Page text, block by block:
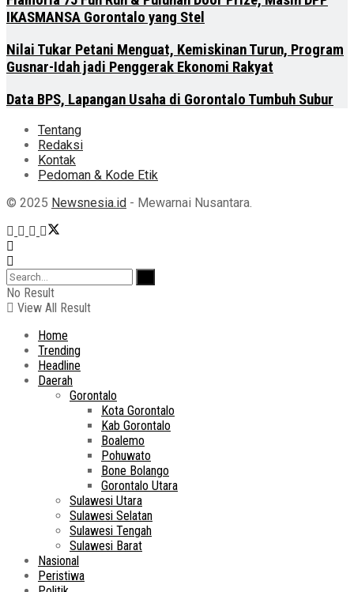
IKASMANSA Gorontalo yang Stel
Nilai Tukar Petani Menguat, Kemiskinan Turun, Program
Gusnar-Idah jadi Penggerak Ekonomi Rakyat
Data BPS, Lapangan Usaha di Gorontalo Tumbuh Subur
Tentang
Redaksi
Kontak
Pedoman & Kode Etik
© 2025 Newsnesia.id - Mewarnai Nusantara.
No Result
View All Result
Home
Trending
Headline
Daerah
Gorontalo
Kota Gorontalo
Kab Gorontalo
Boalemo
Pohuwato
Bone Bolango
Gorontalo Utara
Sulawesi Utara
Sulawesi Selatan
Sulawesi Tengah
Sulawesi Barat
Nasional
Peristiwa